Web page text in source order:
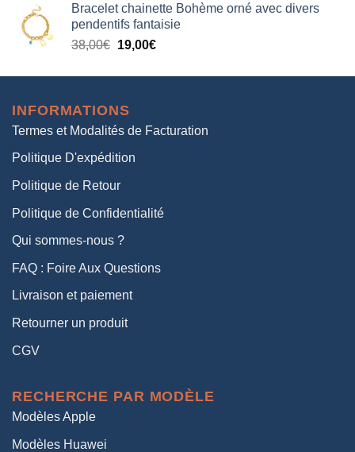
initial
était :
38,00€.
actuel
est :
19,00€.
Bracelet chainette Bohème orné avec divers
pendentifs fantaisie
38,00€ Le
initial
38,00€.
19,00€Le
actuel
INFORMATIONS
Termes et Modalités de Facturation
Politique D'expédition
Politique de Retour
Politique de Confidentialité
Qui sommes-nous ?
FAQ : Foire Aux Questions
Livraison et paiement
Retourner un produit
CGV
RECHERCHE PAR MODÈLE
Modèles Apple
Modèles Huawei